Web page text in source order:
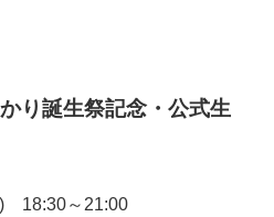
り誕生祭記念・公式生
) 18:30～21:00